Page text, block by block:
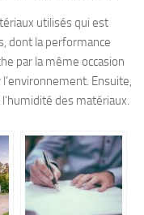
utilisés qui est
dont la performance
par la même occasion
Ensuite,
des matériaux.